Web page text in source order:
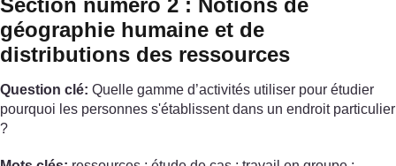
Section numéro 2 : Notions de
géographie humaine et de
distributions des ressources
Question clé: Quelle gamme d’activités utiliser pour étudier
pourquoi les personnes s'établissent dans un endroit particulier
?